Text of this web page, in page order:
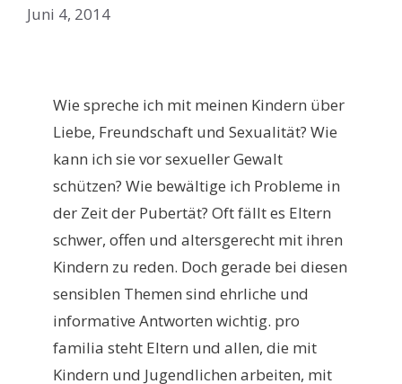
Juni 4, 2014
Wie spreche ich mit meinen Kindern über
Liebe, Freundschaft und Sexualität? Wie
kann ich sie vor sexueller Gewalt
schützen? Wie bewältige ich Probleme in
der Zeit der Pubertät? Oft fällt es Eltern
schwer, offen und altersgerecht mit ihren
Kindern zu reden. Doch gerade bei diesen
sensiblen Themen sind ehrliche und
informative Antworten wichtig. pro
familia steht Eltern und allen, die mit
Kindern und Jugendlichen arbeiten, mit